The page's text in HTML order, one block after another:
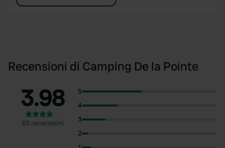
Recensioni di Camping De la Pointe
3.98
45 recensioni
5
4
3
2